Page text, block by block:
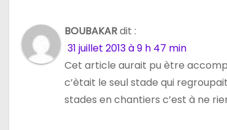
d
e
BOUBAKARdit :
31 juillet 2013 à 9 h 47 min
Cet article aurait pu ètre
c’ètait le seul stade qui
stades en chantiers c’est à ne